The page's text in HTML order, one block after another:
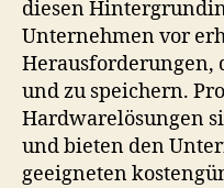
diesen
Unternehmen vor
Herausforderungen,
und zu speichern.
Hardwarelösungen
und bieten den
geeigneten